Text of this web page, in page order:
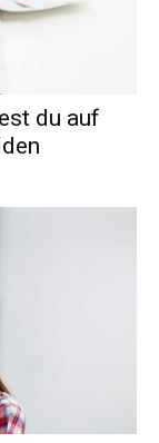
du auf